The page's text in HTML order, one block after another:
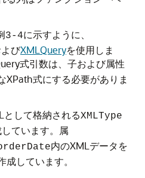
3-4に示すように、
びXMLQueryを使用しま
式引数は、子および属性
XPath式にする必要がありま
して格納されるXMLType
ています。属
内のXMLデータを
成しています。